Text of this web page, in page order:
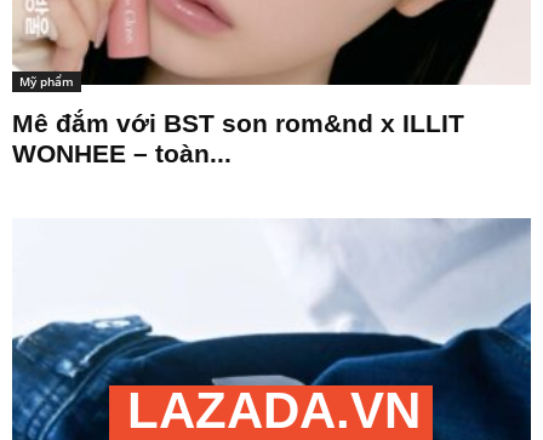
Mỹ phẩm
Mê đắm với BST son rom&nd x ILLIT
WONHEE – toàn...
LAZADA.VN